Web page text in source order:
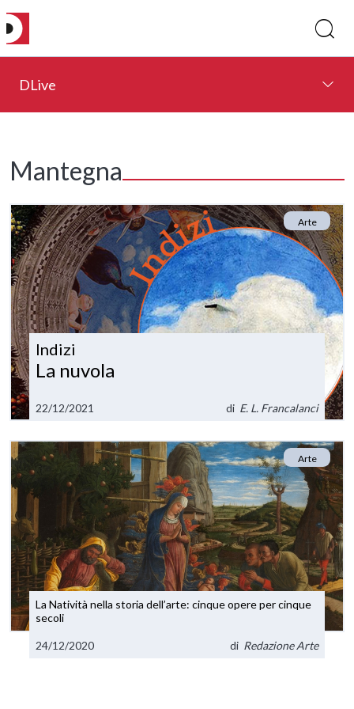
DLive
Mantegna
Arte
Indizi
La nuvola
22/12/2021 di E. L. Francalanci
Arte
La Natività nella storia dell’arte: cinque opere per cinque
secoli
24/12/2020 di Redazione Arte